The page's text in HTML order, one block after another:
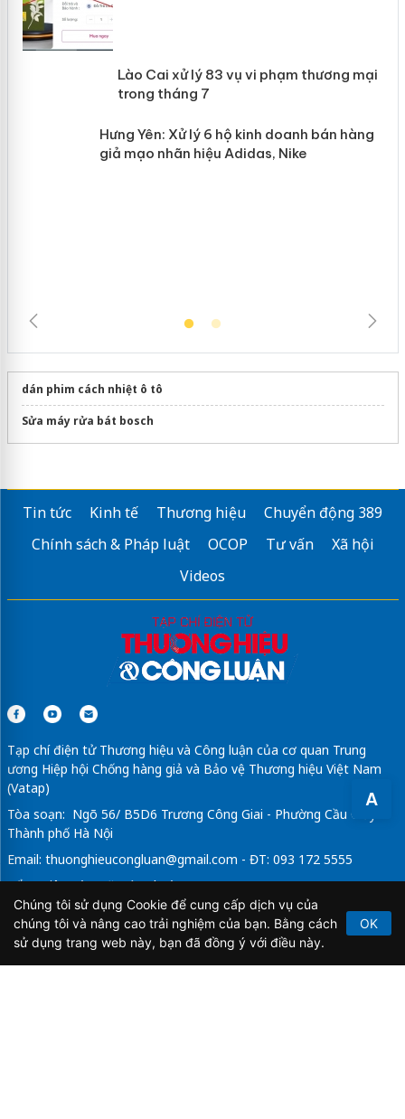
A
Lào Cai xử lý 83 vụ vi phạm thương
mại trong tháng 7
dán phim cách nhiệt ô tô
Sửa máy rửa bát bosch
Tin tức Kinh tế Thương hiệu
Chuyển động 389
Chính sách & Pháp luật
OCOP Tư vấn
Xã hội
Videos
Tạp chí điện tử Thương hiệu và Công luận của cơ quan Trung
ương Hiệp hội Chống hàng giả và Bảo vệ Thương hiệu Việt Nam
(Vatap)
Tòa soạn: Ngõ 56/ B5D6 Trương Công Giai - Phường Cầu Giấy -
Thành phố Hà Nội
Email: thuonghieucongluan@gmail.com - ĐT: 093 172 5555
Tổng Biên Tập: Vũ Đức Thuận
Giấy phép hoạt động báo chí điện tử số 64/GP-BTTTT do Bộ
Thông tin và Truyền thông cấp ngày 21/2/2020.
Chúng tôi sử dụng Cookie để cung cấp dịch vụ của
chúng tôi và nâng cao trải nghiệm của bạn. Bằng cách
sử dụng trang web này, bạn đã đồng ý với điều này.
OK